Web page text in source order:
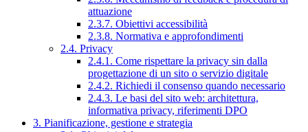
attuazione
2.3.7. Obiettivi accessibilità
2.3.8. Normativa e approfondimenti
2.4. Privacy
2.4.1. Come rispettare la privacy sin dalla
progettazione di un sito o servizio digitale
2.4.2. Richiedi il consenso quando necessario
2.4.3. Le basi del sito web: architettura,
informativa privacy, riferimenti DPO
3. Pianificazione, gestione e strategia